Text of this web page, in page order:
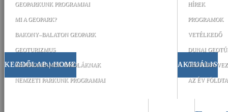
KEZDŐLAP | HOME
GEOPARKUNK PROGRAMJAI
MI A GEOPARK?
BAKONY–BALATON GEOPARK
GEOTURIZMUS
GEOPROGRAMOK ISKOLÁKNAK
NEMZETI PARKUNK PROGRAMJAI
AKTUÁLIS
HÍREK
PROGRAMOK
VETÉLKEDŐ
DUNAI
GEOTÚRA-
AZ ÉV